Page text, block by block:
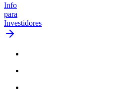
Info
para
Investidores